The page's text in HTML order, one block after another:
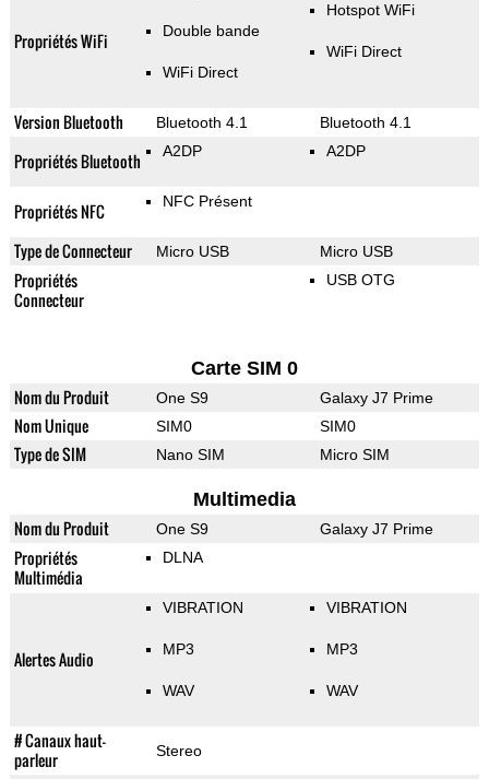
Propriétés WiFi Double bande
WiFi Direct
Hotspot WiFi
WiFi Direct
Version Bluetooth Bluetooth 4.1 Bluetooth 4.1
Propriétés Bluetooth A2DP A2DP
Propriétés NFC NFC Présent
Type de Connecteur Micro USB Micro USB
Propriétés
Connecteur
USB OTG
Carte SIM 0
Nom du Produit One S9 Galaxy J7 Prime
Nom Unique SIM0 SIM0
Type de SIM Nano SIM Micro SIM
Multimedia
Nom du Produit One S9 Galaxy J7 Prime
Propriétés
Multimédia
DLNA
Alertes Audio
VIBRATION
MP3
WAV
VIBRATION
MP3
WAV
# Canaux haut-
parleur
Stereo